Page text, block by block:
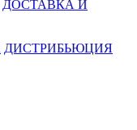
ДОСТАВКА И
ДИСТРИБЬЮЦИЯ